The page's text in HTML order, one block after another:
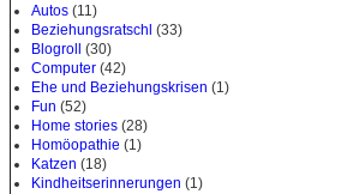
Autos (11)
Beziehungsratschl (33)
Blogroll
(30)
Computer (42)
Ehe und Beziehungskrisen (1)
Fun (52)
Home stories (28)
Homöopathie (1)
Katzen (18)
Kindheitserinnerungen (1)